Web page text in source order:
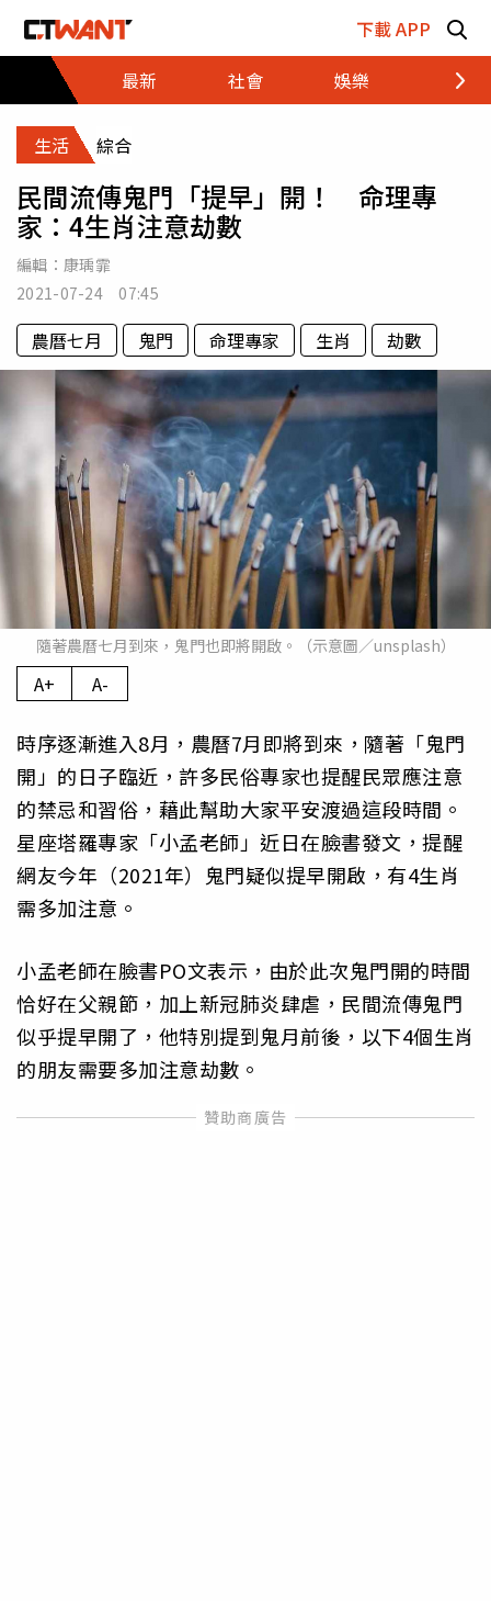
下載 APP
最新
社會 娛樂 財經
生活 綜合
民間流傳鬼門「提早」開！ 命理專
家：4生肖注意劫數
編輯： 康瑀霏
2021-07-24 07:45
農曆七月 鬼門 命理專家 生肖 劫數
隨著農曆七月到來，鬼門也即將開啟。（示意圖／unsplash）
A+ A-
時序逐漸進入8月，農曆7月即將到來，隨著「鬼門
開」的日子臨近，許多民俗專家也提醒民眾應注意
的禁忌和習俗，藉此幫助大家平安渡過這段時間。
星座塔羅專家「小孟老師」近日在臉書發文，提醒
網友今年（2021年）鬼門疑似提早開啟，有4生肖
需多加注意。
小孟老師在臉書PO文表示，由於此次鬼門開的時間
恰好在父親節，加上新冠肺炎肆虐，民間流傳鬼門
似乎提早開了，他特別提到鬼月前後，以下4個生肖
的朋友需要多加注意劫數。